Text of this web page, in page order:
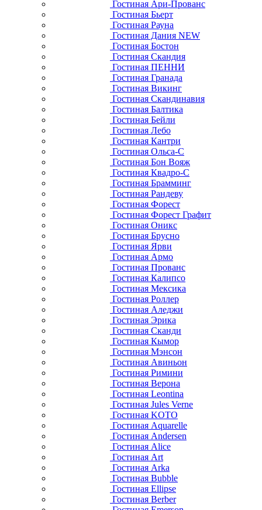
Гостиная Ари-Прованс
Гостиная Бьерт
Гостиная Рауна
Гостиная Дания NEW
Гостиная Бостон
Гостиная Скандия
Гостиная ПЕННИ
Гостиная Гранада
Гостиная Викинг
Гостиная Скандинавия
Гостиная Балтика
Гостиная Бейли
Гостиная Лебо
Гостиная Кантри
Гостиная Ольса-С
Гостиная Бон Вояж
Гостиная Квадро-С
Гостиная Брамминг
Гостиная Рандеву
Гостиная Форест
Гостиная Форест Графит
Гостиная Оникс
Гостиная Брусно
Гостиная Ярви
Гостиная Армо
Гостиная Прованс
Гостиная Калипсо
Гостиная Мексика
Гостиная Роллер
Гостиная Аледжи
Гостиная Эрика
Гостиная Сканди
Гостиная Кымор
Гостиная Мэнсон
Гостиная Авиньон
Гостиная Римини
Гостиная Верона
Гостиная Leontina
Гостиная Jules Verne
Гостиная KOTO
Гостиная Aquarelle
Гостиная Andersen
Гостиная Alice
Гостиная Art
Гостиная Arka
Гостиная Bubble
Гостиная Ellipse
Гостиная Berber